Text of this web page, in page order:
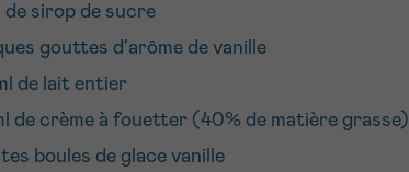
de sirop de sucre
gouttes d'arôme de vanille
de lait entier
de crème à fouetter (40% de matière grasse)
boules de glace vanille